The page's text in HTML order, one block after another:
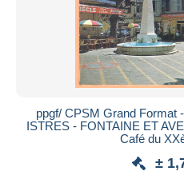
ppgf/ CPSM Grand
ISTRES - FONTAINE ET
Café du
±